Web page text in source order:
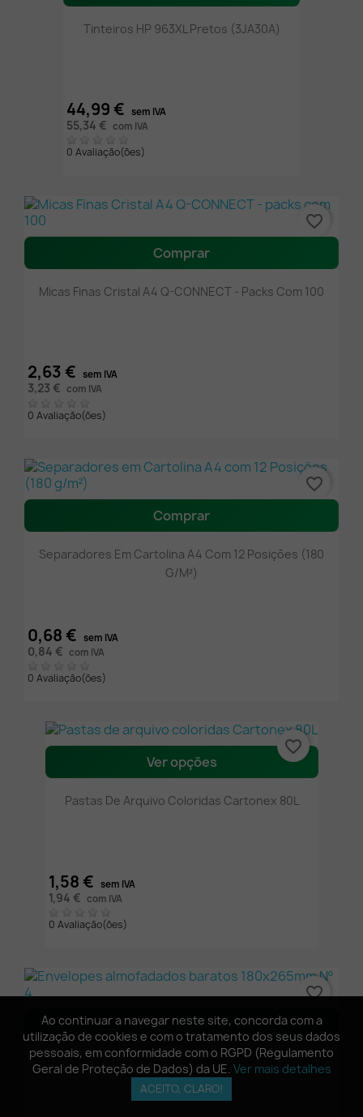
Ao continuar a navegar neste site, concorda com a
utilização de cookies e com o tratamento dos seus dados
pessoais, em conformidade com o RGPD (Regulamento
Geral de Proteção de Dados) da UE. Ver mais detalhes
ACEITO, CLARO!
Tinteiros HP 963XL Pretos (3JA30A)
44,99 € sem IVA
55,34 € com IVA
0 Avaliação(ões)
Comprar
Micas Finas Cristal A4 Q-CONNECT - Packs Com 100
2,63 € sem IVA
3,23 € com IVA
0 Avaliação(ões)
favorite_border
Comprar
Separadores Em Cartolina A4 Com 12 Posições (180
G/m²)
0,68 € sem IVA
0,84 € com IVA
0 Avaliação(ões)
favorite_border
Ver opções
Pastas De Arquivo Coloridas Cartonex 80L
1,58 € sem IVA
1,94 € com IVA
0 Avaliação(ões)
favorite_border
Comprar
Envelopes Almofadados Baratos 180x265mm Nº 4
favorite_border
Ao continuar a navegar neste site, concorda com a
utilização de cookies e com o tratamento dos seus dados
pessoais, em conformidade com o RGPD (Regulamento
Geral de Proteção de Dados) da UE. Ver mais detalhes
ACEITO, CLARO!